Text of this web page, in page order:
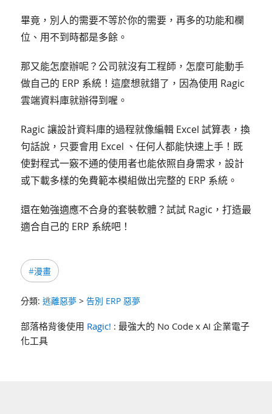
畢竟，別人的需要不等於你的需要，再多的功能和欄
位、用不到時都是多餘。
那又能怎麼辦呢？公司就沒有工程師，怎麼可能動手
做自己的 ERP 系統！這麼想就錯了，因為使用 Ragic
雲端資料庫就辦得到喔。
Ragic 讓設計資料庫的過程就像編輯 Excel 試算表，換
句話說，只要會用 Excel 、任何人都能快速上手！既
使對程式一竅不通的使用者也能依照自身需求，設計
或下載多樣的免費範本模組做出完整的 ERP 系統。
還在勉強適應不合身的套裝軟體？試試 Ragic，打造最
適合自己的 ERP 系統吧！
#漫畫
分類: 逃離惡夢> 告別 ERP 惡夢
部落格背後使用 Ragic! : 最強大的 No Code x AI 企業電子
化工具